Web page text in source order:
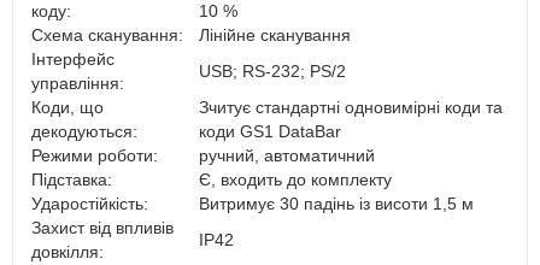
коду:
10 %
Схема сканування:
Лінійне сканування
Інтерфейс
управління:
USB; RS-232; PS/2
Коди, що
декодуються:
Зчитує стандартні одновимірні коди та
коди GS1 DataBar
Режими роботи:
ручний, автоматичний
Підставка:
Є, входить до комплекту
Ударостійкість:
Витримує 30 падінь із висоти 1,5 м
Захист від впливів
довкілля:
IP42